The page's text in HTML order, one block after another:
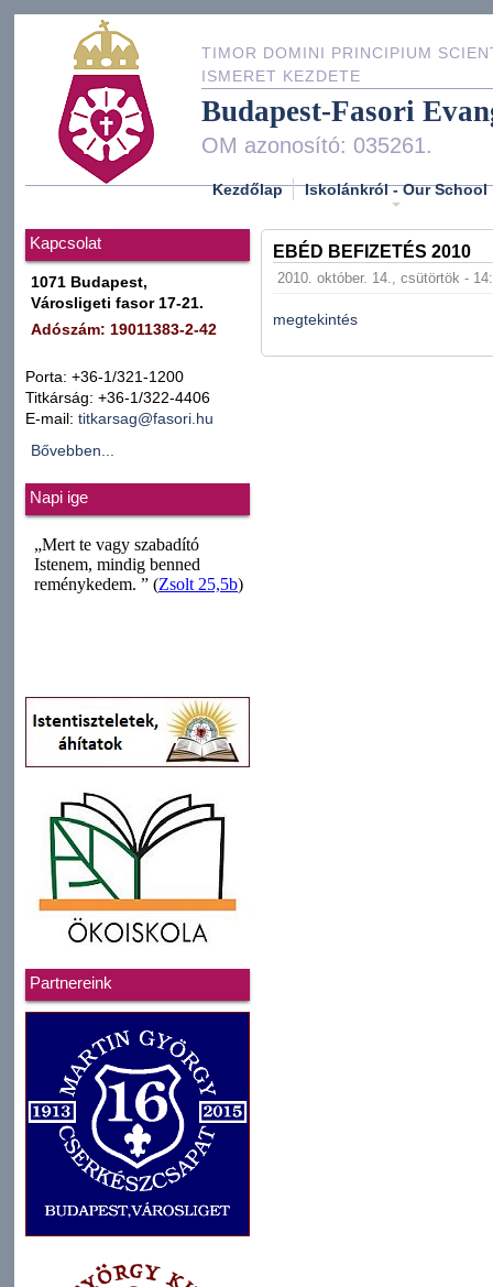
TIMOR DOMINI PRINCIPIUM
ISMERET KEZDETE
Budapest-Fasori
OM azonosító: 035261.
Kezdőlap Iskolánkról - Our School
Kapcsolat
1071 Budapest,
Városligeti fasor 17-21.
Adószám: 19011383-2-42
Porta: +36-1/321-1200
Titkárság: +36-1/322-4406
E-mail: titkarsag@fasori.hu
Bővebben...
Napi ige
Partnereink
EBÉD BEFIZETÉS 2010
2010. október. 14., csütörtök -
megtekintés